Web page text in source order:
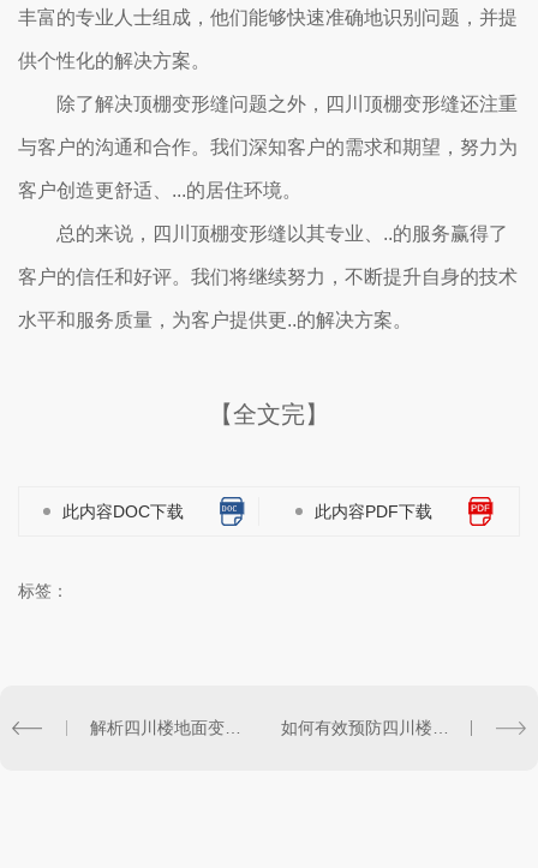
丰富的专业人士组成，他们能够快速准确地识别问题，并提
供个性化的解决方案。
除了解决顶棚变形缝问题之外，四川顶棚变形缝还注重
与客户的沟通和合作。我们深知客户的需求和期望，努力为
客户创造更舒适、...的居住环境。
总的来说，四川顶棚变形缝以其专业、..的服务赢得了
客户的信任和好评。我们将继续努力，不断提升自身的技术
水平和服务质量，为客户提供更..的解决方案。
【全文完】
此内容DOC下载 此内容PDF下载
标签：